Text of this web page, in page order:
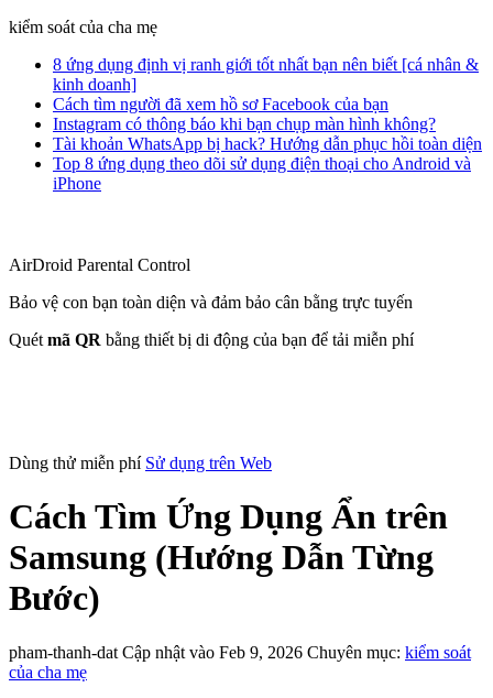
kiểm soát của cha mẹ
8 ứng dụng định vị ranh giới tốt nhất bạn nên biết [cá nhân &
kinh doanh]
Cách tìm người đã xem hồ sơ Facebook của bạn
Instagram có thông báo khi bạn chụp màn hình không?
Tài khoản WhatsApp bị hack? Hướng dẫn phục hồi toàn diện
Top 8 ứng dụng theo dõi sử dụng điện thoại cho Android và
iPhone
AirDroid Parental Control
Bảo vệ con bạn toàn diện và đảm bảo cân bằng trực tuyến
Quét mã QR bằng thiết bị di động của bạn để tải miễn phí
Dùng thử miễn phí Sử dụng trên Web
Cách Tìm Ứng Dụng Ẩn trên
Samsung (Hướng Dẫn Từng
Bước)
pham-thanh-dat Cập nhật vào Feb 9, 2026 Chuyên mục: kiểm soát
của cha mẹ